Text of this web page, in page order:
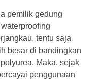
pemilik gedung
tentu saja
besar di bandingkan
Maka, sejak
penggunaan